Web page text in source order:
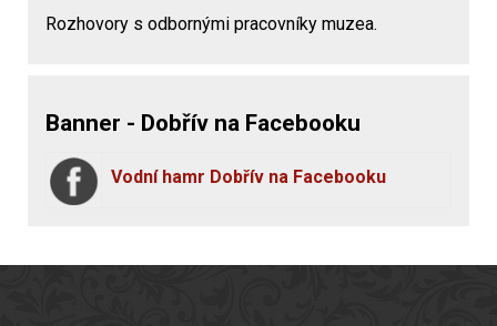
Rozhovory s odbornými pracovníky muzea.
Banner - Dobřív na Facebooku
Vodní hamr Dobřív na Facebooku